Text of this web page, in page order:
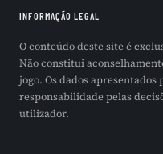
INFORMAÇÃO LEGAL
O conteúdo deste site é
Não constitui
jogo. Os dados
responsabilidade pelas
utilizador.